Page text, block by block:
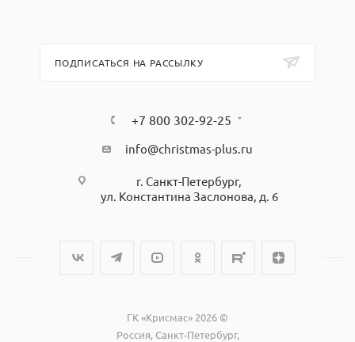
ПОДПИСАТЬСЯ НА РАССЫЛКУ
+7 800 302-92-25
info@christmas-plus.ru
г. Санкт-Петербург,
ул. Константина Заслонова, д. 6
ГК «Крисмас» 2026 ©
Россия, Санкт-Петербург,